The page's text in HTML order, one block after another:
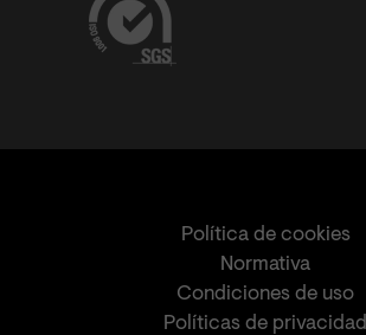
Política de cookies
Normativa
Condiciones de uso
Políticas de privacidad